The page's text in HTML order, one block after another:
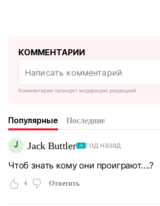
КОММЕНТАРИИ
Комментарии проходят модерацию редакцией
Популярные Последние
J Jack Buttler год назад
Чтоб знать кому они проиграют....?
4 Ответить